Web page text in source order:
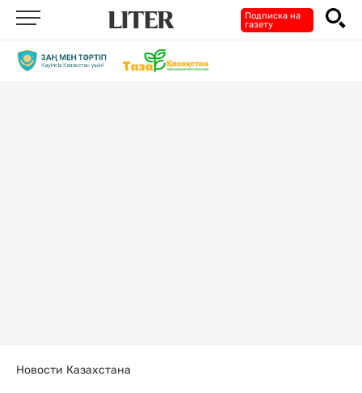
Подписка на
газету
Новости Казахстана